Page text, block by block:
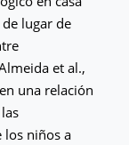
lugar de
et al.,
una relación
los niños a